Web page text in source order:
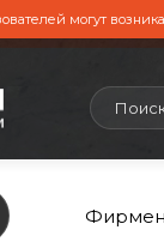
могут